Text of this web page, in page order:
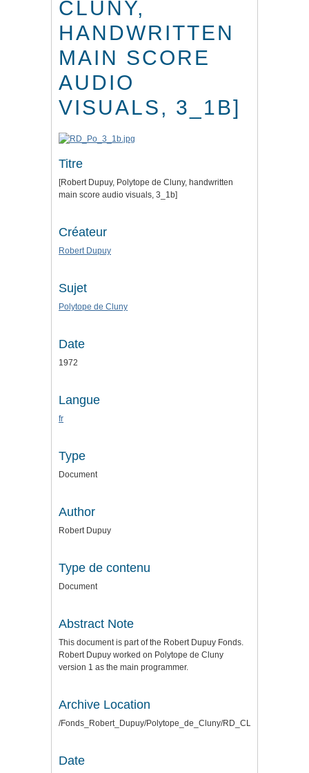
CLUNY,
HANDWRITTEN
MAIN SCORE
AUDIO
VISUALS, 3_1B]
Titre
[Robert Dupuy, Polytope de Cluny, handwritten
main score audio visuals, 3_1b]
Créateur
Robert Dupuy
Sujet
Polytope de Cluny
Date
1972
Langue
fr
Type
Document
Author
Robert Dupuy
Type de contenu
Document
Abstract Note
This document is part of the Robert Dupuy Fonds.
Robert Dupuy worked on Polytope de Cluny
version 1 as the main programmer.
Archive Location
/Fonds_Robert_Dupuy/Polytope_de_Cluny/
Date